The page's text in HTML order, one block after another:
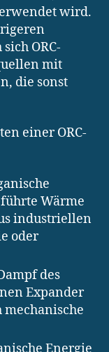
wird.
ORC-
mit
die sonst
einer ORC-
Wärme
industriellen
oder
des
Expander